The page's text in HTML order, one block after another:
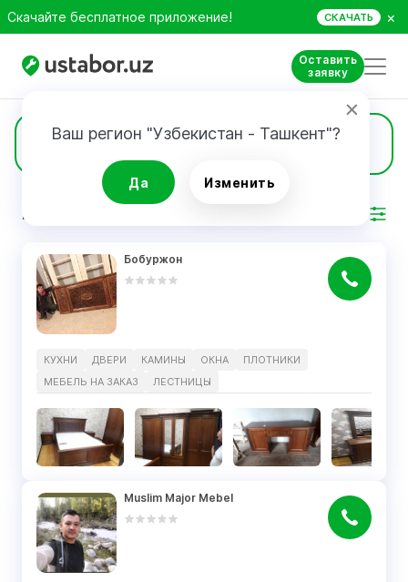
Скачайте бесплатное приложение! СКАЧАТЬ ×
Оставить
заявку
Ваш регион "Узбекистан - Ташкент"?
Да Изменить
Мебель на заказ
РЕЗУЛЬТАТ
Бобуржон
КУХНИ ДВЕРИ КАМИНЫ ОКНА
ПЛОТНИКИ
МЕБЕЛЬ НА ЗАКАЗ
ЛЕСТНИЦЫ
Muslim Major Mebel